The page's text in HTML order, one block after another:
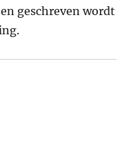
geschreven wordt